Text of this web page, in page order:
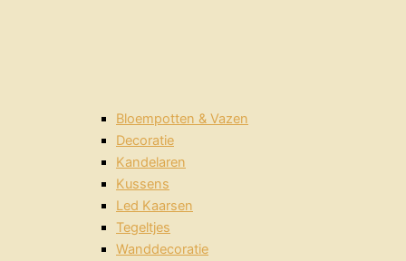
Bloempotten & Vazen
Decoratie
Kandelaren
Kussens
Led Kaarsen
Tegeltjes
Wanddecoratie